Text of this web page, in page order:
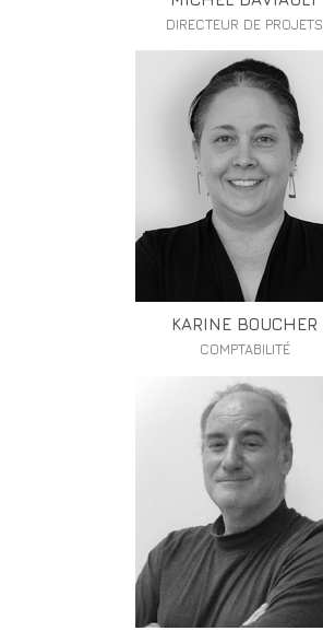
DIRECTEUR DE PROJETS
KARINE BOUCHER
COMPTABILITÉ